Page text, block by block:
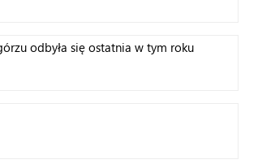
odbyła się ostatnia w tym roku